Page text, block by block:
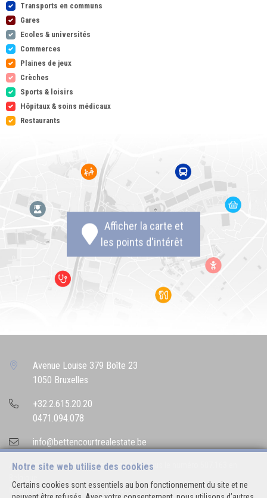
Transports en communs
Gares
Ecoles & universités
Commerces
Plaines de jeux
Crèches
Sports & loisirs
Hôpitaux & soins médicaux
Restaurants
Afficher la carte et
les points d'intérêt
Notre site web utilise des cookies
Certains cookies sont essentiels au bon fonctionnement du site et ne
Avenue Louise 379 Boîte 23
1050 Bruxelles
+32.2.615.20.20
0471.094.078
info@bettencourtrealestate.be
Agent immobilier intermédiaire agréé IPI sous le numéro 507.163 en
N° entreprise : TVA BE 0544.346.974